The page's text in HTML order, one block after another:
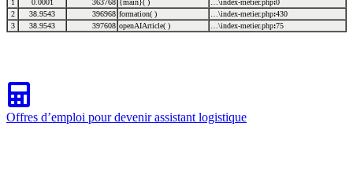
1
0.0001 363768 {main}( ) …\index-metier.php:0
2
38.9543 396968 formation( ) …\index-metier.php:430
3
38.9543 397608 openAIArticle( ) …\index-metier.php:75
Offres d’emploi pour devenir assistant logistique